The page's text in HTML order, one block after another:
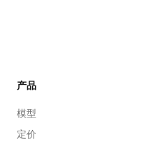
产品
模型
定价